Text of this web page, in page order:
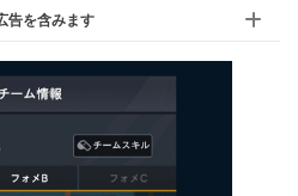
告を含みます